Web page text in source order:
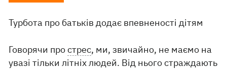
Турбота про батьків додає впевненості дітям
Говорячи прострес, ми, звичайно, не маємо на
увазі тільки літніх людей. Від нього страждають